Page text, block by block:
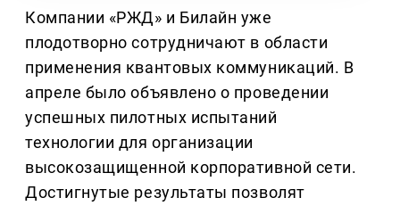
Компании «РЖД» и Билайн уже
плодотворно сотрудничают в области
применения квантовых коммуникаций. В
апреле было объявлено о проведении
успешных пилотных испытаний
технологии для организации
высокозащищенной корпоративной сети.
Достигнутые результаты позволят